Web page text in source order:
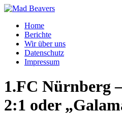
Home
Berichte
Wir über uns
Datenschutz
Impressum
1.FC Nürnberg
2:1 oder